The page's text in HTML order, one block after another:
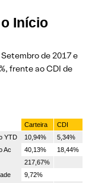
Início
de 2017 e
frente ao CDI de
Carteira
CDI
YTD 10,94%
5,34%
Ac 40,13%
18,44%
217,67%
9,72%